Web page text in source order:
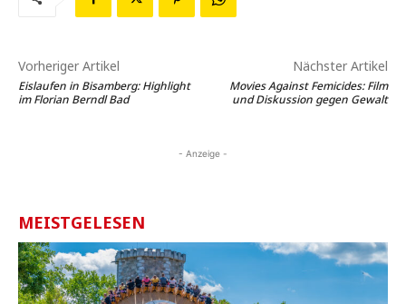
Vorheriger Artikel
Eislaufen in Bisamberg: Highlight
im Florian Berndl Bad
Nächster Artikel
Movies Against Femicides: Film
und Diskussion gegen Gewalt
- Anzeige -
MEISTGELESEN